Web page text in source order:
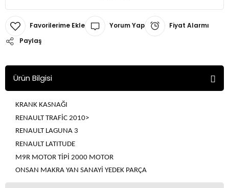
Yorum Yap
Fiyat Alarmı
Paylaş
Ürün Bilgisi
KRANK KASNAĞI
RENAULT TRAFİC 2010>
RENAULT LAGUNA 3
RENAULT LATITUDE
M9R MOTOR TİPİ 2000 MOTOR
ONSAN MAKRA YAN SANAYİ YEDEK PARÇA